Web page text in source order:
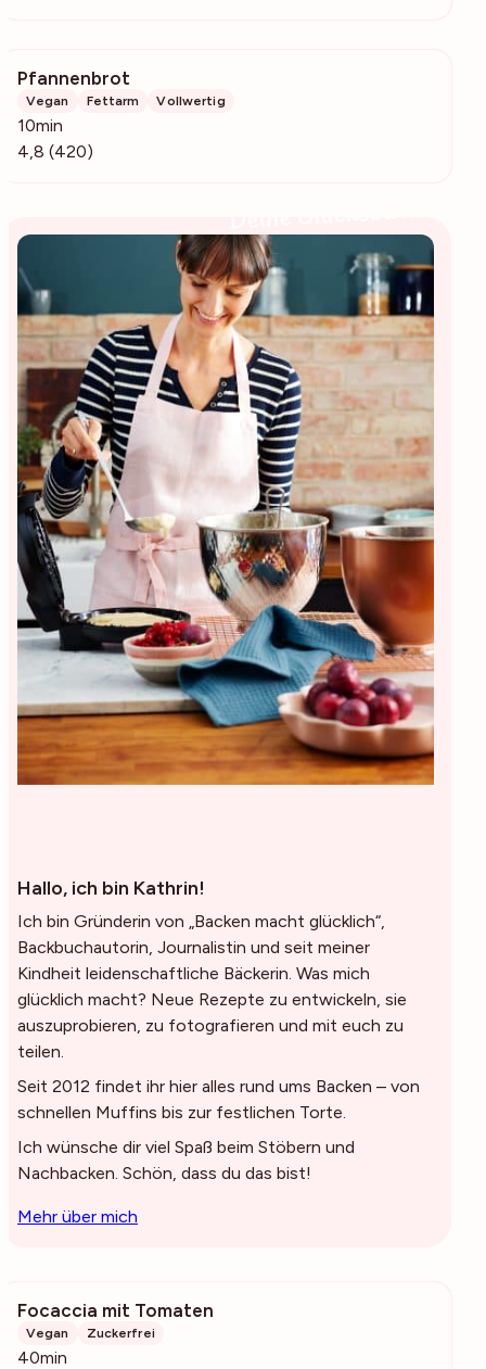
Pfannenbrot
Vegan Fettarm Vollwertig
10min
4,8 (420)
Hallo, ich bin Kathrin!
Ich bin Gründerin von „Backen macht glücklich“,
Backbuchautorin, Journalistin und seit meiner
Kindheit leidenschaftliche Bäckerin. Was mich
glücklich macht? Neue Rezepte zu entwickeln, sie
auszuprobieren, zu fotografieren und mit euch zu
teilen.
Seit 2012 findet ihr hier alles rund ums Backen – von
schnellen Muffins bis zur festlichen Torte.
Ich wünsche dir viel Spaß beim Stöbern und
Nachbacken. Schön, dass du das bist!
Mehr über mich
Focaccia mit Tomaten
Vegan Zuckerfrei
40min